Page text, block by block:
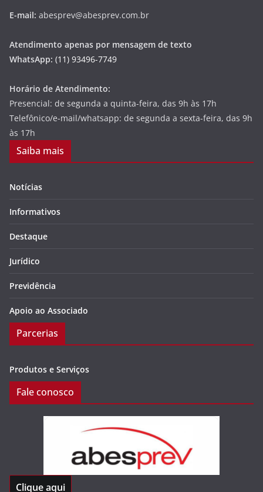
E-mail: abesprev@abesprev.com.br
Atendimento apenas por mensagem de texto
WhatsApp: (11) 93496-7749
Horário de Atendimento:
Presencial: de segunda a quinta-feira, das 9h às 17h
Telefônico/e-mail/whatsapp: de segunda a sexta-feira, das 9h
às 17h
Saiba mais
Notícias
Informativos
Destaque
Jurídico
Previdência
Apoio ao Associado
Parcerias
Produtos e Serviços
Fale conosco
Clique aqui